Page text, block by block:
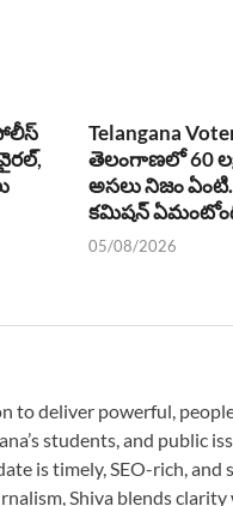
Telangana
తెలంగాణలో 60
అసలు నిజం
కమిషన్
05/08/2026
to deliver powerful,
students, and public
is timely, SEO-rich, and
Shiva blends